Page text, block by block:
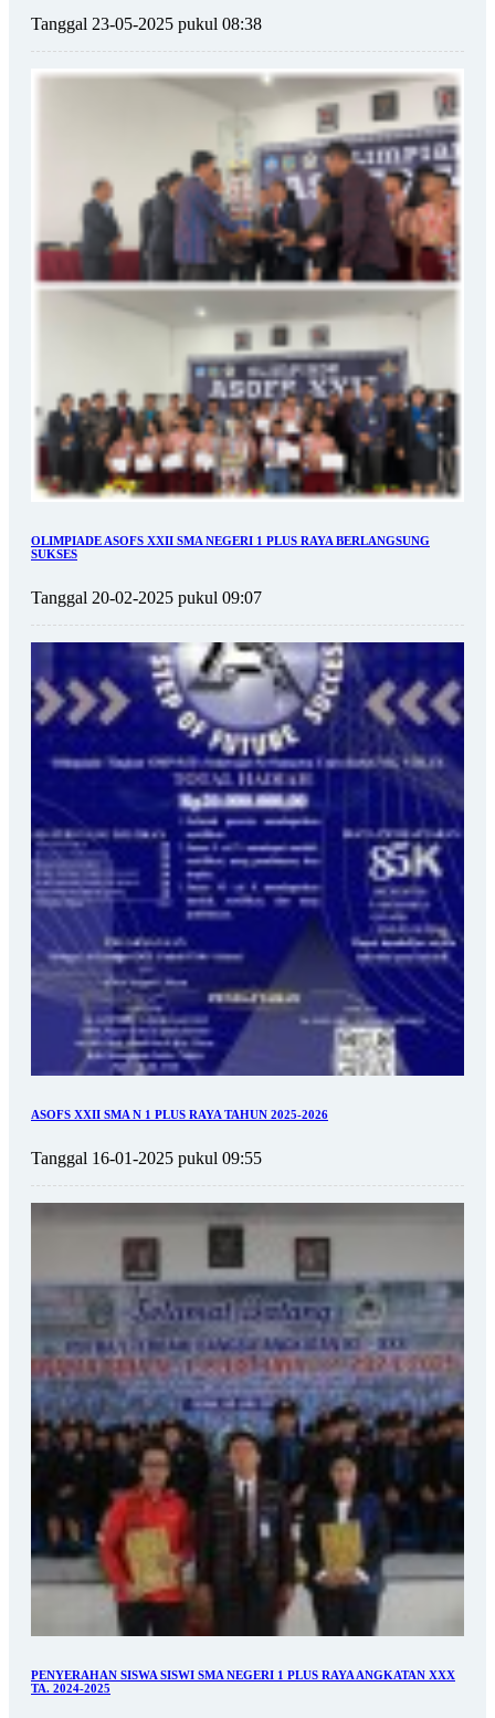
Tanggal 23-05-2025 pukul 08:38
OLIMPIADE ASOFS XXII SMA NEGERI 1 PLUS RAYA BERLANGSUNG
SUKSES
Tanggal 20-02-2025 pukul 09:07
ASOFS XXII SMA N 1 PLUS RAYA TAHUN 2025-2026
Tanggal 16-01-2025 pukul 09:55
PENYERAHAN SISWA SISWI SMA NEGERI 1 PLUS RAYA ANGKATAN XXX
TA. 2024-2025